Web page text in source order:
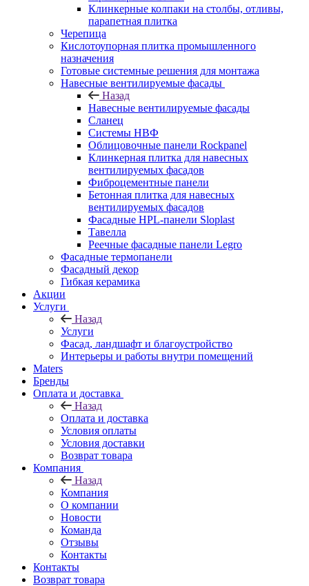
Клинкерные колпаки на столбы, отливы,
парапетная плитка
Черепица
Кислотоупорная плитка промышленного
назначения
Готовые системные решения для монтажа
Навесные вентилируемые фасады
Назад
Навесные вентилируемые фасады
Сланец
Системы НВФ
Облицовочные панели Rockpanel
Клинкерная плитка для навесных
вентилируемых фасадов
Фиброцементные панели
Бетонная плитка для навесных
вентилируемых фасадов
Фасадные HPL-панели Sloplast
Тавелла
Реечные фасадные панели Legro
Фасадные термопанели
Фасадный декор
Гибкая керамика
Акции
Услуги
Назад
Услуги
Фасад, ландшафт и благоустройство
Интерьеры и работы внутри помещений
Maters
Бренды
Оплата и доставка
Назад
Оплата и доставка
Условия оплаты
Условия доставки
Возврат товара
Компания
Назад
Компания
О компании
Новости
Команда
Отзывы
Контакты
Контакты
Возврат товара